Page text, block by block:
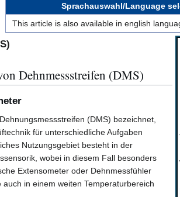
Sprachauswahl/Language
This article is also available in english
Dehnmessstreifen (DMS)
(DMS) bezeichnet,
für unterschiedliche Aufgaben
Nutzungsgebiet besteht in der
wobei in diesem Fall besonders
Extensometer oder Dehnmessfühler
in einem weiten Temperaturbereich